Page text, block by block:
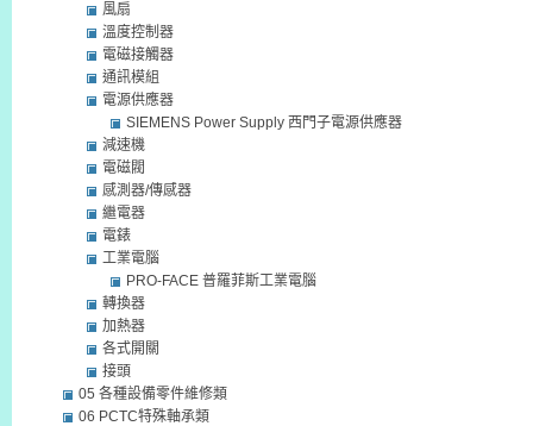
風扇
溫度控制器
電磁接觸器
通訊模組
電源供應器
SIEMENS Power Supply 西門子電源供應器
減速機
電磁閥
感測器/傳感器
繼電器
電錶
工業電腦
PRO-FACE 普羅菲斯工業電腦
轉換器
加熱器
各式開關
接頭
05 各種設備零件維修類
06 PCTC特殊軸承類